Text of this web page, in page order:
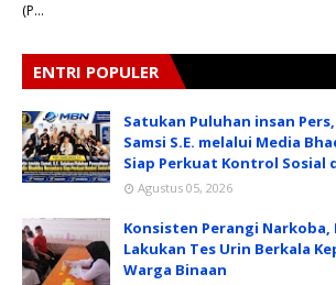
(P…
ENTRI POPULER
Satukan Puluhan insan
Samsi S.E. melalui Media
Siap Perkuat Kontrol Sosial
Agustus 05, 2026
Konsisten Perangi Narkoba,
Lakukan Tes Urin Berkala
Warga Binaan